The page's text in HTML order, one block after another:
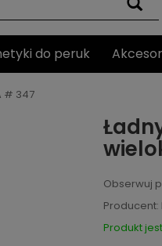
do peruk
# 347
Obserwuj
Producent:
Produkt